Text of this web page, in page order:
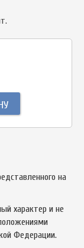
на
характер и не
Федерации.